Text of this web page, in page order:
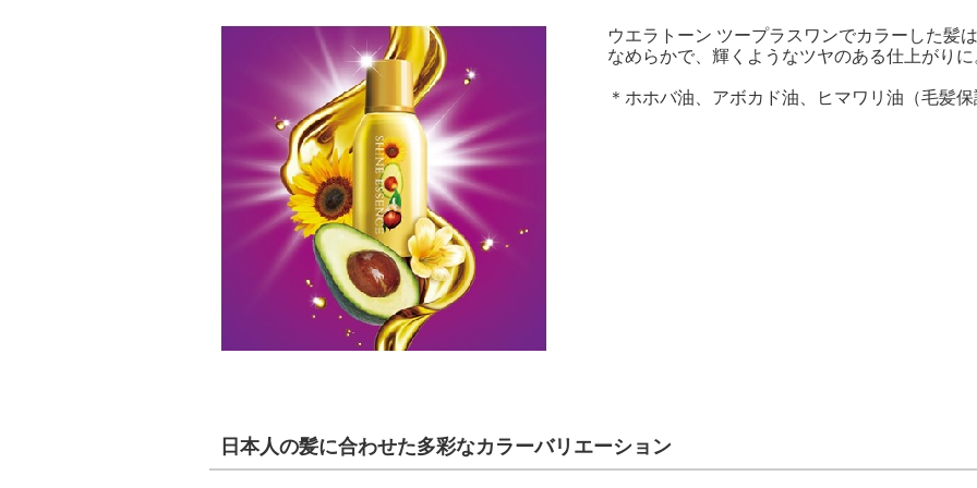
ウエラトーン ツープラスワンでカラーした髪は
なめらかで、輝くようなツヤのある仕上がりに
＊ホホバ油、アボカド油、ヒマワリ油（毛髪保
日本人の髪に合わせた多彩なカラーバリエーション